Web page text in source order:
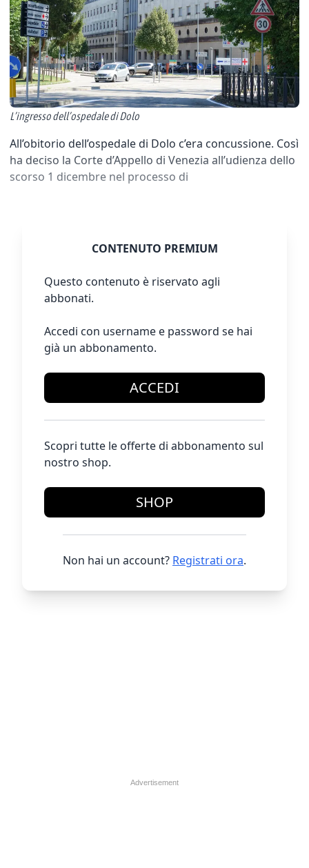
L’ingresso dell’ospedale di Dolo
All’obitorio dell’ospedale di Dolo c’era concussione. Così
ha deciso la Corte d’Appello di Venezia all’udienza dello
scorso 1 dicembre nel processo di
CONTENUTO PREMIUM
Questo contenuto è riservato agli
abbonati.
Accedi con username e password se hai
già un abbonamento.
ACCEDI
Scopri tutte le offerte di abbonamento sul
nostro shop.
SHOP
Non hai un account? Registrati ora.